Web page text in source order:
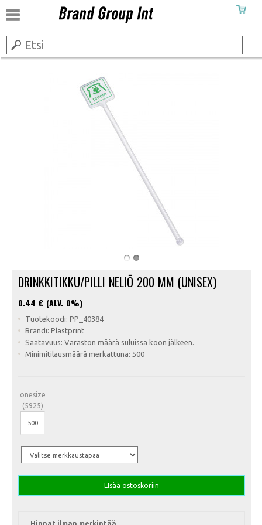
DRINKKITIKKU/PILLI NELIÖ 200 MM (UNISEX)
0.44 € (ALV. 0%)
Tuotekoodi: PP_40384
Brandi: Plastprint
Saatavuus: Varaston määrä suluissa koon jälkeen.
Minimitilausmäärä merkattuna: 500
onesize
(5925)
LIsää ostoskoriin